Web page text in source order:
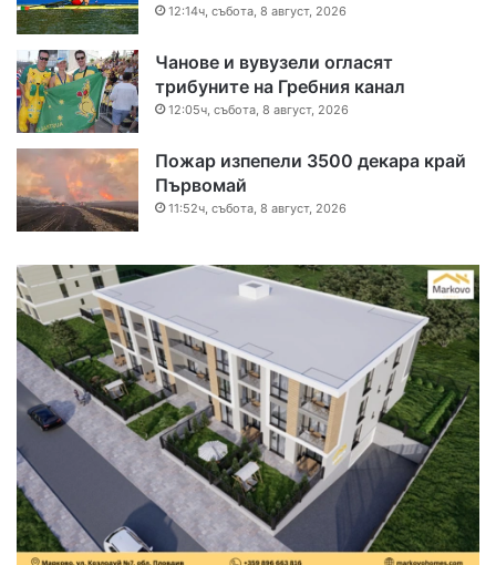
12:14ч, събота, 8 август, 2026
Чанове и вувузели огласят
трибуните на Гребния канал
12:05ч, събота, 8 август, 2026
Пожар изпепели 3500 декара край
Първомай
11:52ч, събота, 8 август, 2026